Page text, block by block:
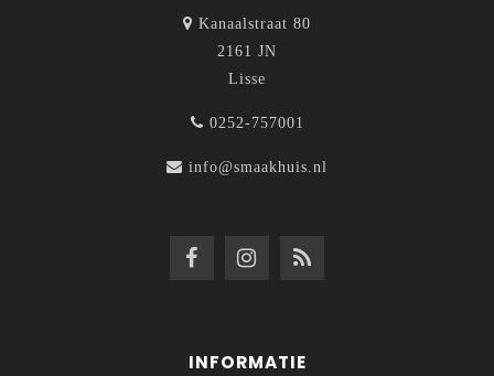
Kanaalstraat 80
2161 JN
Lisse
0252-757001
info@smaakhuis.nl
INFORMATIE